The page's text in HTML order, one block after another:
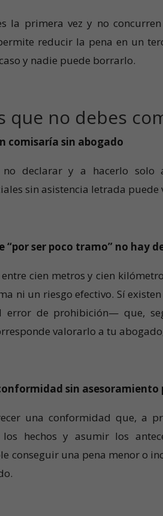
la primera vez y no
reducir la pena en un
y nadie puede borrarlo.
que no debes
comisaría sin abogado
no declarar y a hacerlo
sin asistencia letrada puede
“por ser poco tramo” no hay
cien metros y cien
ni un riesgo efectivo. Sí
error de prohibición— que,
valorarlo a tu
sin asesoramiento
una conformidad que, a
hechos y asumir los
conseguir una pena menor o